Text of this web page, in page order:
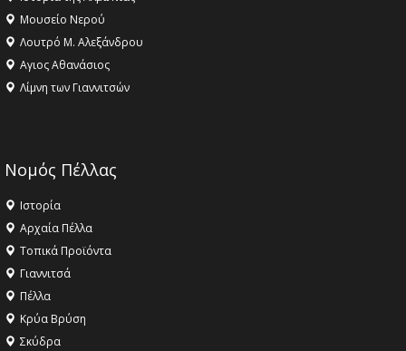
Μουσείο Νερού
Λουτρό Μ. Αλεξάνδρου
Αγιος Αθανάσιος
Λίμνη των Γιαννιτσών
Νομός Πέλλας
Ιστορία
Αρχαία Πέλλα
Τοπικά Προϊόντα
Γιαννιτσά
Πέλλα
Κρύα Βρύση
Σκύδρα